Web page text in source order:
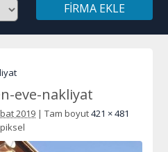
FIRMA EKLE
eve-nakliyat
2019 | Tam boyut421 × 481
piksel